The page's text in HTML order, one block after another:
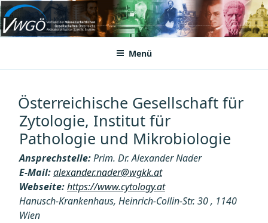
Zum
Inhalt
springenVWGÖ
Federation of Austrian Scientific Societies
Menü
Österreichische Gesellschaft für
Zytologie, Institut für
Pathologie und Mikrobiologie
Ansprechstelle:Prim. Dr. Alexander Nader
E-Mail:alexander.nader@wgkk.at
Webseite:https://www.cytology.at
Hanusch-Krankenhaus, Heinrich-Collin-Str. 30 , 1140
Wien